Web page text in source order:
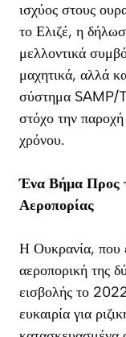
ισχύος στους
το Ελιζέ, η
μελλοντικά
μαχητικά, αλλά
σύστημα SAMP/
στόχο την
χρόνου.
Ένα Βήμα Προς
Αεροπορίας
Η Ουκρανία, που
αεροπορική της
εισβολής το
ευκαιρία για